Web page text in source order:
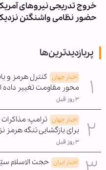
خروج تدریجی نیروهای
حضور نظامی واشنگتن
پربازدیدترین‌ها
اخبار جهان کنترل هرمز و
محور مقاومت تغییر
۳ روز قبل
اخبار جهان ترامپ:
برای بازگشایی تنگه هرمز
۳ روز قبل
اخبار ایران حجت الاسلام